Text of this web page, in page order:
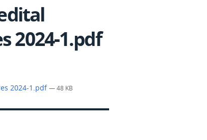
2024-1.pdf
2024-1.pdf— 48 KB